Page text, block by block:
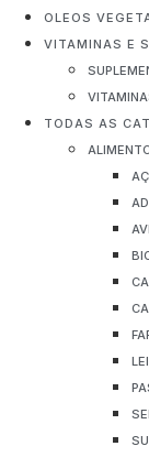
OLEOS
VITAMINAS E
TODAS AS